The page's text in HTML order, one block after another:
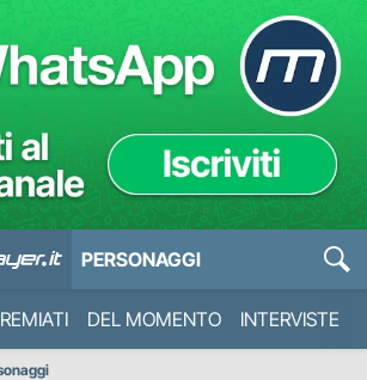
PERSONAGGI
DEL MOMENTO INTERVISTE